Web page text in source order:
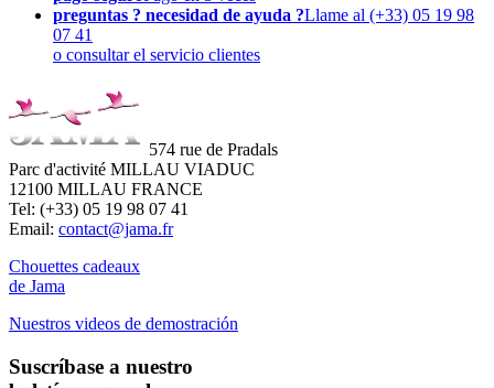
preguntas ? necesidad de ayuda ?Llame al (+33) 05 19 98
07 41
o consultar el servicio clientes
574 rue de Pradals
Parc d'activité MILLAU VIADUC
12100 MILLAU FRANCE
Tel: (+33) 05 19 98 07 41
Email: contact@jama.fr
Chouettes cadeaux
de Jama
Nuestros videos de demostración
Suscríbase a nuestro